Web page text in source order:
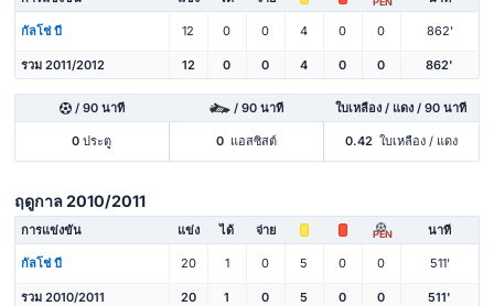
กัลโช่ บี 12 0 0 4 0 0 862'
รวม 2011/2012 12 0 0 4 0 0 862'
/ 90 นาที / 90 นาที ใบเหลือง / แดง / 90 นาที
0 ประตู 0 แอสซิสต์ 0.42 ใบเหลือง / แดง
ฤดูกาล 2010/2011
การแข่งขัน แข่ง ได้ จ่าย PEN นาที
กัลโช่ บี 20 1 0 5 0 0 511'
รวม 2010/2011 20 1 0 5 0 0 511'